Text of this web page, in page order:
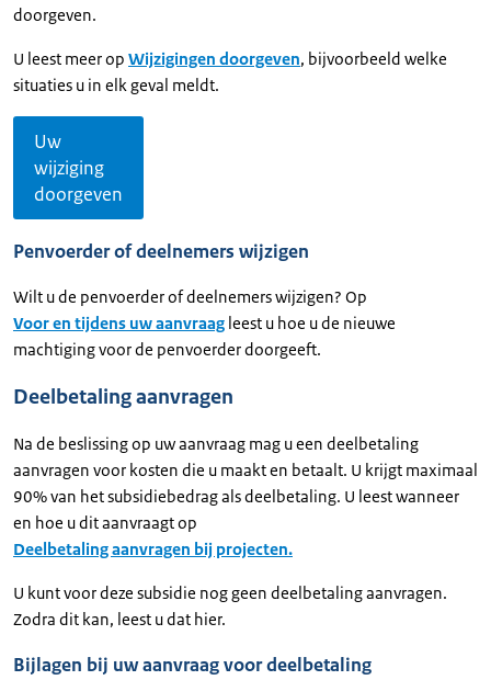
doorgeven.
U leest meer op Wijzigingen doorgeven, bijvoorbeeld welke
situaties u in elk geval meldt.
Uw
wijziging
doorgeven
Penvoerder of deelnemers wijzigen
Wilt u de penvoerder of deelnemers wijzigen? Op
Voor en tijdens uw aanvraag leest u hoe u de nieuwe
machtiging voor de penvoerder doorgeeft.
Deelbetaling aanvragen
Na de beslissing op uw aanvraag mag u een deelbetaling
aanvragen voor kosten die u maakt en betaalt. U krijgt maximaal
90% van het subsidiebedrag als deelbetaling. U leest wanneer
en hoe u dit aanvraagt op
Deelbetaling aanvragen bij projecten.
U kunt voor deze subsidie nog geen deelbetaling aanvragen.
Zodra dit kan, leest u dat hier.
Bijlagen bij uw aanvraag voor deelbetaling